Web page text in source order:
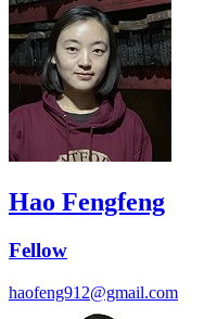
Hao Fengfeng
Fellow
haofeng912@gmail.com